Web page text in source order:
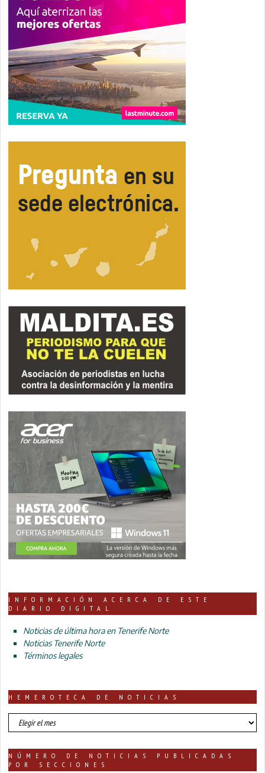
INFORMACIÓN ACERCA DE ESTE
DIARIO DIGITAL
Noticias de última hora en Tenerife Norte
Noticias Tenerife Norte
Términos legales
HEMEROTECA DE NOTICIAS
HEMEROTECA
DE
NÚMERO DE NOTICIAS PUBLICADAS
POR SECCIONES